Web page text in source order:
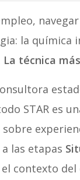
la química
La técnica
STAR es
las etapas
contexto del